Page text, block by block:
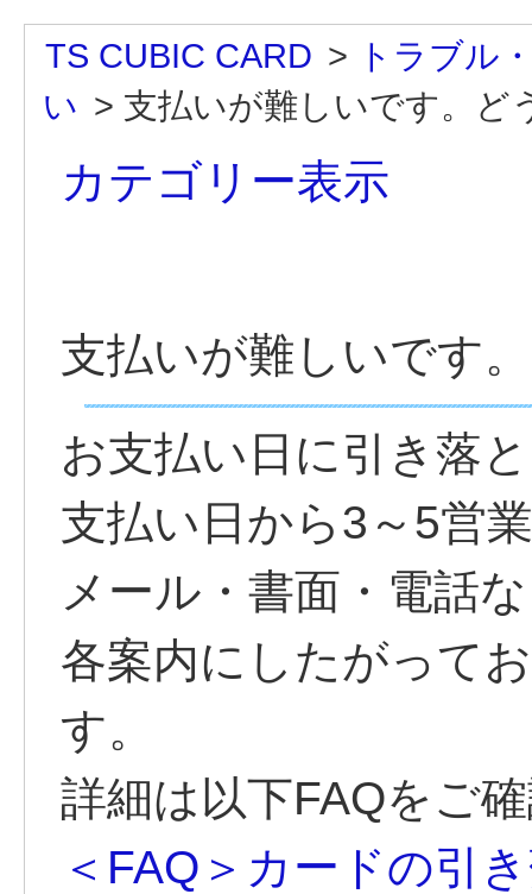
TS CUBIC CARD > トラブル
い > 支払いが難しいです。ど
カテゴリー表示
支払いが難しいです
お支払い日に引き落
支払い日から3～5営
メール・書面・電話
各案内にしたがって
す。
詳細は以下FAQをご
＜FAQ＞カードの引